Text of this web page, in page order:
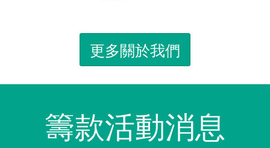
更多關於我們
籌款活動消息